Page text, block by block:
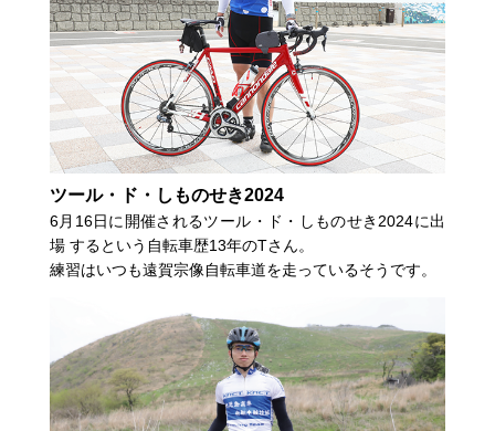
ツール・ド・しものせき2024
6月16日に開催されるツール・ド・しものせき2024に出
場 するという自転車歴13年のTさん。
練習はいつも遠賀宗像自転車道を走っているそうです。